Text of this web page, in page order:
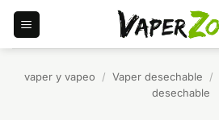
Saltar
contenido
vaper y vapeo / Vaper desechable /
desechable